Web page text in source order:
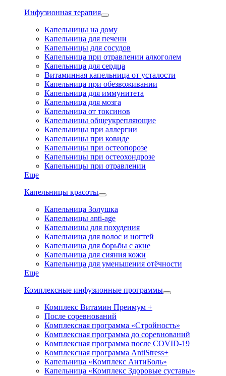
Инфузионная терапия
Капельницы на дому
Капельница для печени
Капельницы для сосудов
Капельница при отравлении алкоголем
Капельница для сердца
Витаминная капельница от усталости
Капельница при обезвоживании
Капельница для иммунитета
Капельница для мозга
Капельница от токсинов
Капельницы общеукрепляющие
Капельницы при аллергии
Капельницы при ковиде
Капельницы при остеопорозе
Капельницы при остеохондрозе
Капельницы при отравлении
Еще
Капельницы красоты
Капельница Золушка
Капельницы anti-age
Капельницы для похудения
Капельница для волос и ногтей
Капельница для борьбы с акне
Капельница для сияния кожи
Капельница для уменьшения отёчности
Еще
Комплексные инфузионные программы
Комплекс Витамин Преимум +
После соревнований
Комплексная программа «Стройность»
Комплексная программа до соревнований
Комплексная программа после COVID-19
Комплексная программа AntiStress+
Капельница «Комплекс АнтиБоль»
Капельница «Комплекс Здоровые суставы»